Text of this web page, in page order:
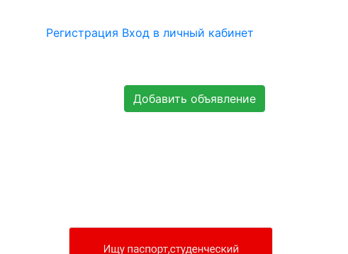
Регистрация Вход в личный кабинет
Добавить объявление